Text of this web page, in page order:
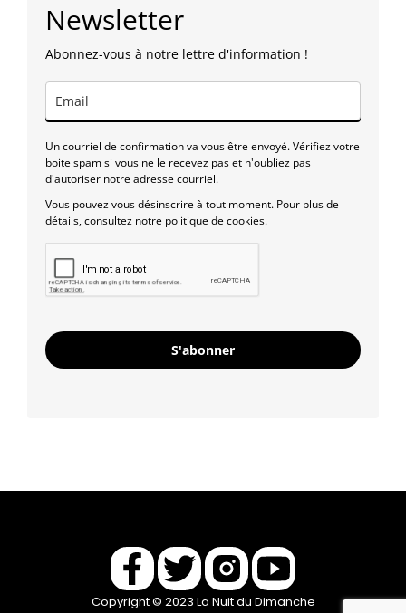
Newsletter
Abonnez-vous à notre lettre d'information !
Un courriel de confirmation va vous être envoyé. Vérifiez votre
boite spam si vous ne le recevez pas et n'oubliez pas
d'autoriser notre adresse courriel.
Vous pouvez vous désinscrire à tout moment. Pour plus de
détails, consultez notre politique de cookies.
S'abonner
Copyright © 2023 La Nuit du Dimanche